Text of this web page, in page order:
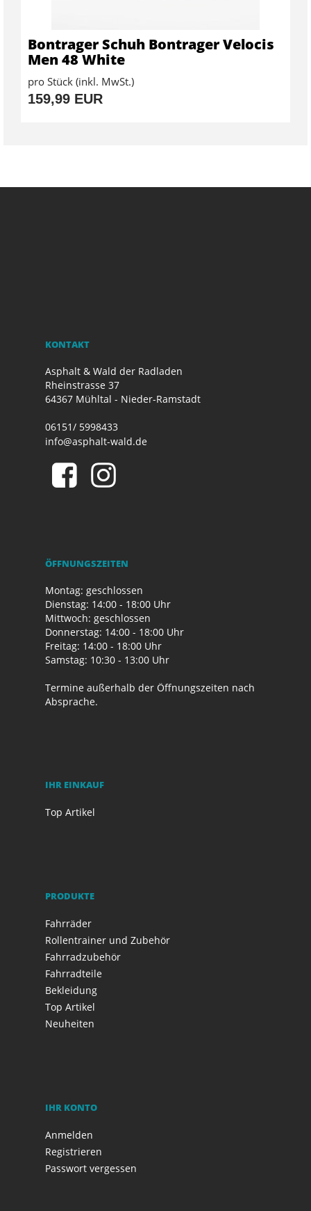
Bontrager Schuh Bontrager Velocis
Men 48 White
pro Stück (inkl. MwSt.)
159,99 EUR
KONTAKT
Asphalt & Wald der Radladen
Rheinstrasse 37
64367 Mühltal - Nieder-Ramstadt
06151/ 5998433
info@asphalt-wald.de
ÖFFNUNGSZEITEN
Montag: geschlossen
Dienstag: 14:00 - 18:00 Uhr
Mittwoch: geschlossen
Donnerstag: 14:00 - 18:00 Uhr
Freitag: 14:00 - 18:00 Uhr
Samstag: 10:30 - 13:00 Uhr
Termine außerhalb der Öffnungszeiten nach
Absprache.
IHR EINKAUF
Top Artikel
PRODUKTE
Fahrräder
Rollentrainer und Zubehör
Fahrradzubehör
Fahrradteile
Bekleidung
Top Artikel
Neuheiten
IHR KONTO
Anmelden
Registrieren
Passwort vergessen